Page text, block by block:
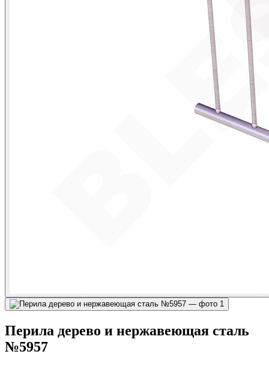
Перила дерево и нержавеющая сталь
№5957